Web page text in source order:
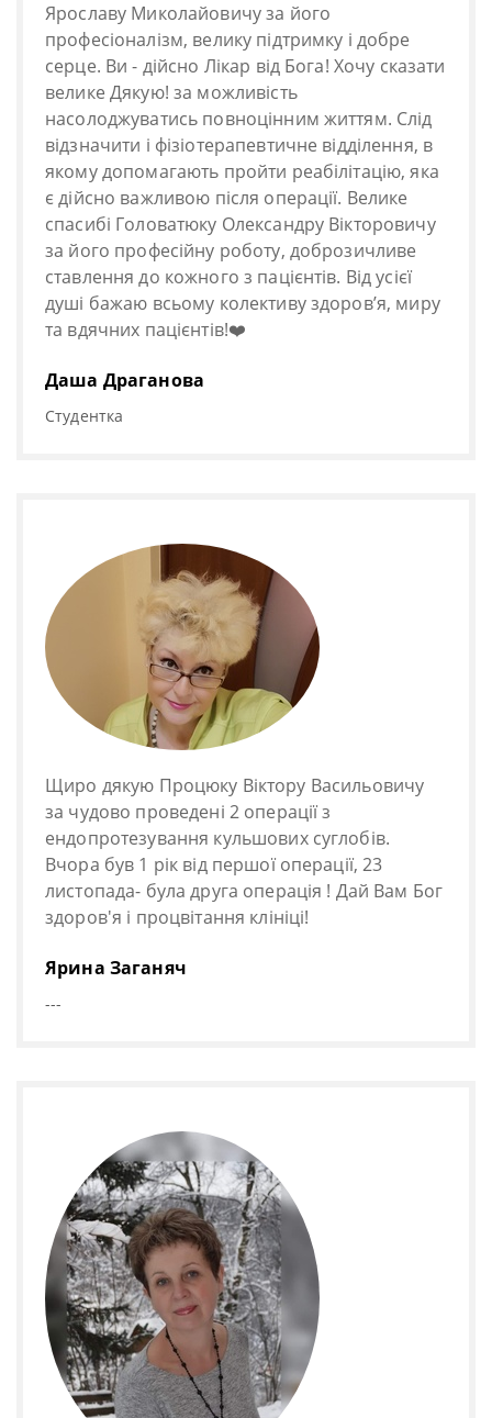
Ярославу Миколайовичу за його
професіоналізм, велику підтримку і добре
серце. Ви - дійсно Лікар від Бога! Хочу сказати
велике Дякую! за можливість
насолоджуватись повноцінним життям. Слід
відзначити і фізіотерапевтичне відділення, в
якому допомагають пройти реабілітацію, яка
є дійсно важливою після операції. Велике
спасибі Головатюку Олександру Вікторовичу
за його професійну роботу, доброзичливе
ставлення до кожного з пацієнтів. Від усієї
душі бажаю всьому колективу здоров’я, миру
та вдячних пацієнтів!❤️
Даша Драганова
Студентка
Щиро дякую Процюку Віктору Васильовичу
за чудово проведені 2 операції з
ендопротезування кульшових суглобів.
Вчора був 1 рік від першої операції, 23
листопада- була друга операція ! Дай Вам Бог
здоров'я і процвітання клініці!
Ярина Заганяч
---